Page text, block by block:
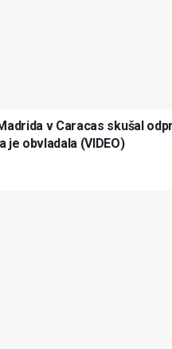
v Caracas skušal
je obvladala (VIDEO)